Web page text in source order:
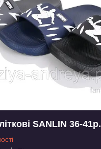
SANLIN 36-41р.